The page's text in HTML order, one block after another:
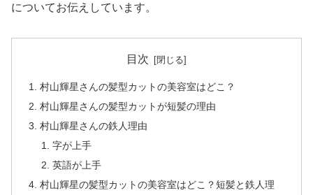
についてお伝えしています。
目次
村山輝星さんの髪型カットの美容室はどこ？
村山輝星さんの髪型カットが短髪の理由
村山輝星さんの鉄人理由
字が上手
英語が上手
村山輝星の髪型カットの美容室はどこ？短髪と鉄人理